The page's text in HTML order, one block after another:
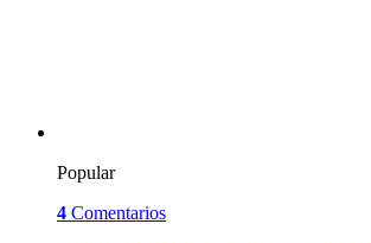
Popular
4 Comentarios